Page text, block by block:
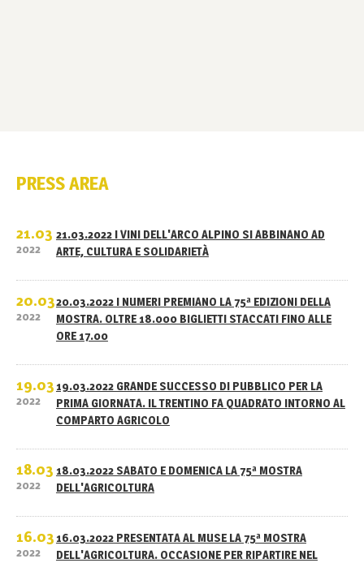
PRESS AREA
21.03
2022
21.03.2022 I VINI DELL'ARCO ALPINO SI ABBINANO AD
ARTE, CULTURA E SOLIDARIETÀ
20.03
2022
20.03.2022 I NUMERI PREMIANO LA 75ª EDIZIONI DELLA
MOSTRA. OLTRE 18.000 BIGLIETTI STACCATI FINO ALLE
ORE 17.00
19.03
2022
19.03.2022 GRANDE SUCCESSO DI PUBBLICO PER LA
PRIMA GIORNATA. IL TRENTINO FA QUADRATO INTORNO AL
COMPARTO AGRICOLO
18.03
2022
18.03.2022 SABATO E DOMENICA LA 75ª MOSTRA
DELL'AGRICOLTURA
16.03
2022
16.03.2022 PRESENTATA AL MUSE LA 75ª MOSTRA
DELL'AGRICOLTURA. OCCASIONE PER RIPARTIRE NEL